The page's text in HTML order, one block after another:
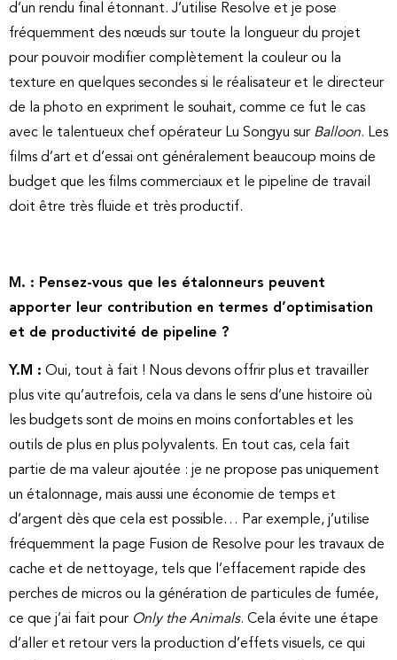
d’un rendu final étonnant. J’utilise Resolve et je pose
fréquemment des nœuds sur toute la longueur du projet
pour pouvoir modifier complètement la couleur ou la
texture en quelques secondes si le réalisateur et le directeur
de la photo en expriment le souhait, comme ce fut le cas
avec le talentueux chef opérateur Lu Songyu sur Balloon. Les
films d’art et d’essai ont généralement beaucoup moins de
budget que les films commerciaux et le pipeline de travail
doit être très fluide et très productif.
M. : Pensez-vous que les étalonneurs peuvent
apporter leur contribution en termes d’optimisation
et de productivité de pipeline ?
Y.M : Oui, tout à fait ! Nous devons offrir plus et travailler
plus vite qu’autrefois, cela va dans le sens d’une histoire où
les budgets sont de moins en moins confortables et les
outils de plus en plus polyvalents. En tout cas, cela fait
partie de ma valeur ajoutée : je ne propose pas uniquement
un étalonnage, mais aussi une économie de temps et
d’argent dès que cela est possible… Par exemple, j’utilise
fréquemment la page Fusion de Resolve pour les travaux de
cache et de nettoyage, tels que l’effacement rapide des
perches de micros ou la génération de particules de fumée,
ce que j’ai fait pour Only the Animals. Cela évite une étape
d’aller et retour vers la production d’effets visuels, ce qui